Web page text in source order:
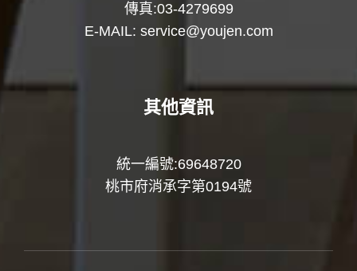
傳真:03-4279699
E-MAIL: service@youjen.com
其他資訊
統一編號:69648720
桃市府消承字第0194號